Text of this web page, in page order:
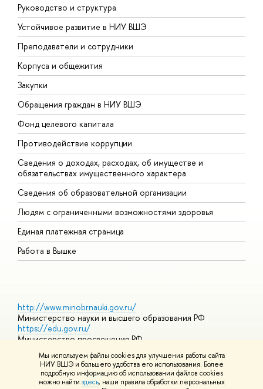
Мы используем файлы cookies для улучшения работы сайта
НИУ ВШЭ и большего удобства его использования. Более
подробную информацию об использовании файлов cookies
можно найти здесь, наши правила обработки персональных
Руководство и структура
Устойчивое развитие в НИУ ВШЭ
Преподаватели и сотрудники
Корпуса и общежития
Закупки
Обращения граждан в НИУ ВШЭ
Фонд целевого капитала
Противодействие коррупции
Сведения о доходах, расходах, об имуществе и
обязательствах имущественного характера
Сведения об образовательной организации
Людям с ограниченными возможностями здоровья
Единая платежная страница
Работа в Вышке
http://www.minobrnauki.gov.ru/
Министерство науки и высшего образования РФ
https://edu.gov.ru/
Министерство просвещения РФ
https://elearning.hse.ru/mooc
Массовые открытые онлайн-курсы